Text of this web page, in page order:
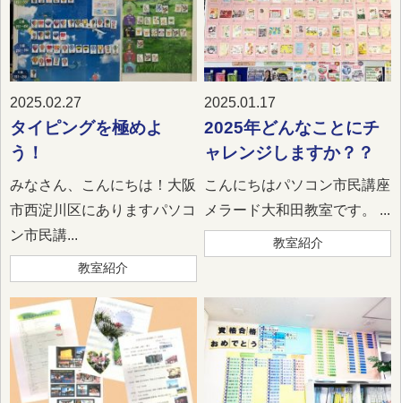
2025.02.27
タイピングを極めよ
う！
みなさん、こんにちは！大阪
市西淀川区にありますパソコ
ン市民講...
教室紹介
2025.01.17
2025年どんなことにチ
ャレンジしますか？？
こんにちはパソコン市民講座
メラード大和田教室です。 ...
教室紹介